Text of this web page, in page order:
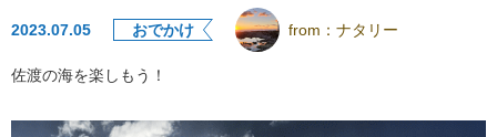
2023.07.05 おでかけ from： ナタリー
佐渡の海を楽しもう！